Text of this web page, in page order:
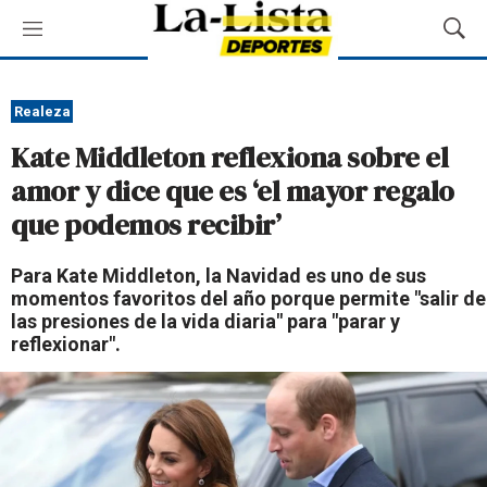
M
e
ú
M
o
B
u
e
Realeza
Kate Middleton reflexiona sobre el
amor y dice que es ‘el mayor regalo
que podemos recibir’
Para Kate Middleton, la Navidad es uno de sus
momentos favoritos del año porque permite "salir de
las presiones de la vida diaria" para "parar y
reflexionar".